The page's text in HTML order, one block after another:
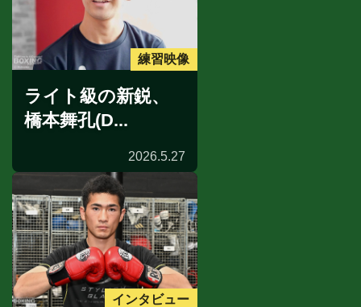
練習映像
ライト級の新鋭、
橋本舞孔(D...
2026.5.27
インタビュー